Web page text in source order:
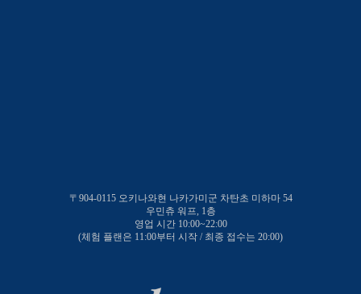
〒904-0115 오키나와현 나카가미군 차탄초 미하마 54
우민츄 워프, 1층
영업 시간 10:00~22:00
(체험 플랜은 11:00부터 시작 / 최종 접수는 20:00)